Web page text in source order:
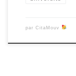
par CitaMouv